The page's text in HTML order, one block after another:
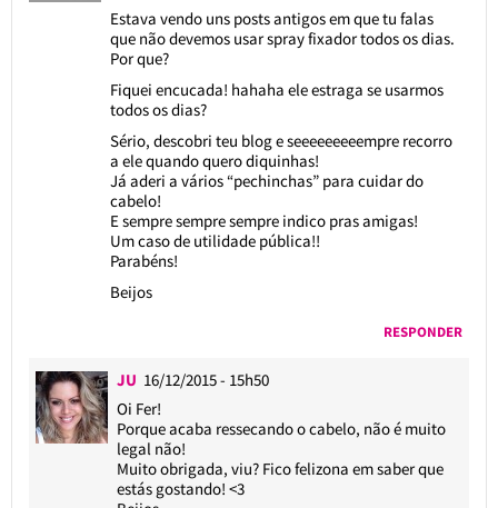
Estava vendo uns posts antigos em que tu falas
que não devemos usar spray fixador todos os dias.
Por que?
Fiquei encucada! hahaha ele estraga se usarmos
todos os dias?
Sério, descobri teu blog e seeeeeeeeempre recorro
a ele quando quero diquinhas!
Já aderi a vários “pechinchas” para cuidar do
cabelo!
E sempre sempre sempre indico pras amigas!
Um caso de utilidade pública!!
Parabéns!
Beijos
RESPONDER
JU 16/12/2015 - 15h50
Oi Fer!
Porque acaba ressecando o cabelo, não é muito
legal não!
Muito obrigada, viu? Fico felizona em saber que
estás gostando! <3